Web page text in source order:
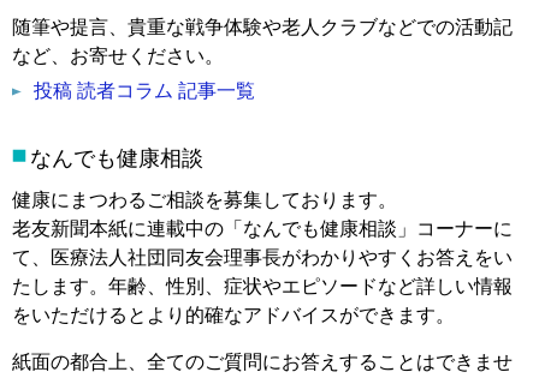
随筆や提言、貴重な戦争体験や老人クラブなどでの活動記
など、お寄せください。
投稿 読者コラム 記事一覧
なんでも健康相談
健康にまつわるご相談を募集しております。
老友新聞本紙に連載中の「なんでも健康相談」コーナーに
て、医療法人社団同友会理事長がわかりやすくお答えをい
たします。年齢、性別、症状やエピソードなど詳しい情報
をいただけるとより的確なアドバイスができます。
紙面の都合上、全てのご質問にお答えすることはできませ